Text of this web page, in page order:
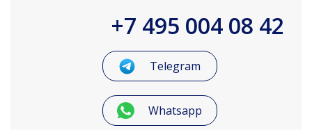
Telegram
Whatsapp
+7 495 004 08 42